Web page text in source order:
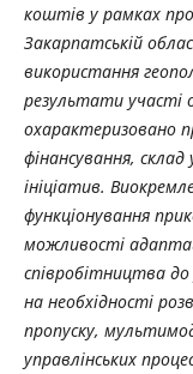
коштів у рамках
Закарпатській
використання
результати участі
охарактеризовано
фінансування, склад
ініціатив.
функціонування
можливості
співробітництва
на необхідності
пропуску,
управлінських